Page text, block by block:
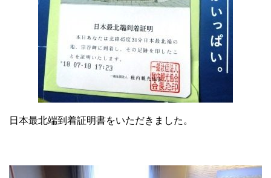
日本最北端到着証明書をいただきました。